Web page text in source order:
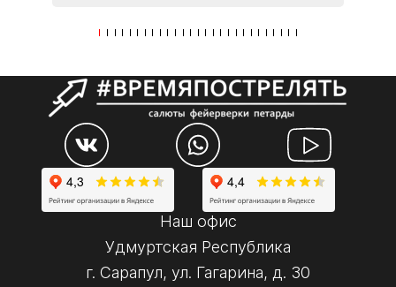
Наш офис
Удмуртская Республика
г. Сарапул, ул. Гагарина, д. 30